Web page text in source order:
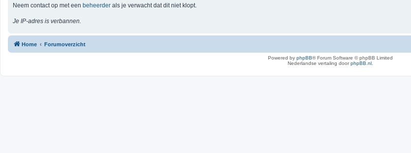
Neem contact op met een beheerder als je verwacht dat dit niet klopt.
Je IP-adres is verbannen.
Home Forumoverzicht
Powered by phpBB® Forum Software © phpBB Limited
Nederlandse vertaling doorphpBB.nl